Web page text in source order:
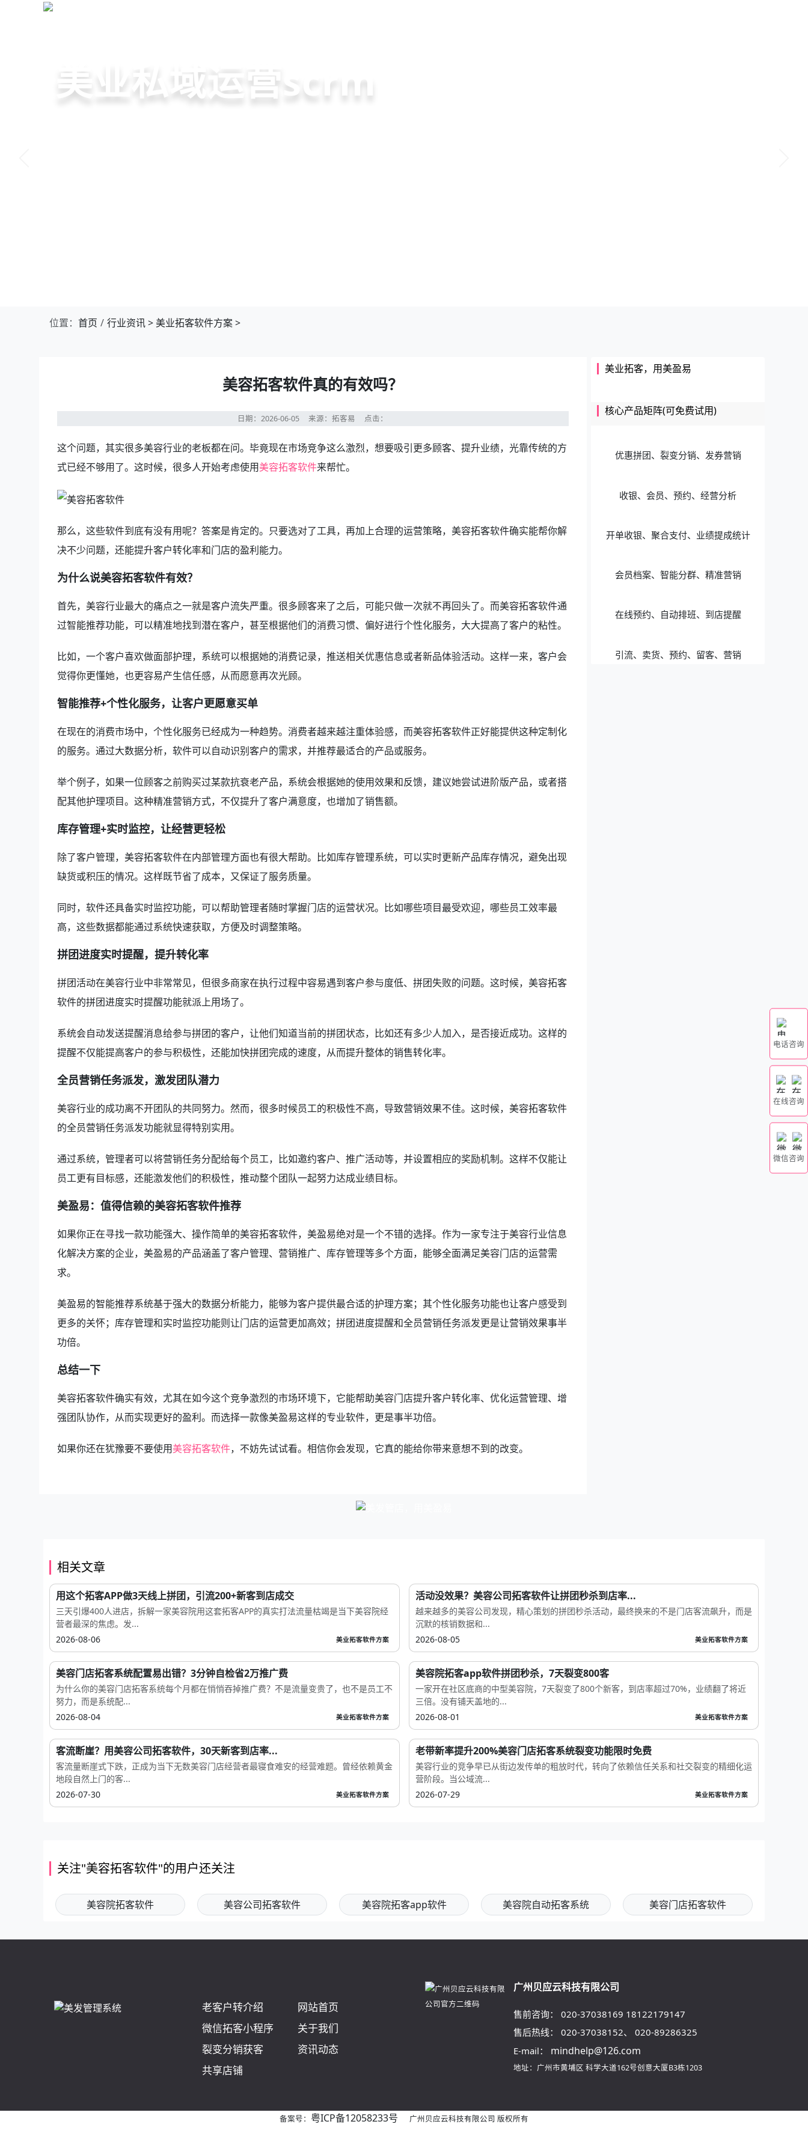
美业拓客，就用 美盈易
美容院拓客方案
美业私域运营scrm
位置： 首页 行业资讯>美业拓客软件方案>
美容拓客软件真的有效吗？
日期：2026-06-05来源：拓客易 点击：
这个问题，其实很多美容行业的老板都在问。毕竟现在市场竞争这么激烈，想要吸引更多顾客、提升业绩，光靠传统的方
式已经不够用了。这时候，很多人开始考虑使用美容拓客软件来帮忙。
那么，这些软件到底有没有用呢？答案是肯定的。只要选对了工具，再加上合理的运营策略，美容拓客软件确实能帮你解
决不少问题，还能提升客户转化率和门店的盈利能力。
为什么说美容拓客软件有效？
首先，美容行业最大的痛点之一就是客户流失严重。很多顾客来了之后，可能只做一次就不再回头了。而美容拓客软件通
过智能推荐功能，可以精准地找到潜在客户，甚至根据他们的消费习惯、偏好进行个性化服务，大大提高了客户的粘性。
比如，一个客户喜欢做面部护理，系统可以根据她的消费记录，推送相关优惠信息或者新品体验活动。这样一来，客户会
觉得你更懂她，也更容易产生信任感，从而愿意再次光顾。
智能推荐+个性化服务，让客户更愿意买单
在现在的消费市场中，个性化服务已经成为一种趋势。消费者越来越注重体验感，而美容拓客软件正好能提供这种定制化
的服务。通过大数据分析，软件可以自动识别客户的需求，并推荐最适合的产品或服务。
举个例子，如果一位顾客之前购买过某款抗衰老产品，系统会根据她的使用效果和反馈，建议她尝试进阶版产品，或者搭
配其他护理项目。这种精准营销方式，不仅提升了客户满意度，也增加了销售额。
库存管理+实时监控，让经营更轻松
除了客户管理，美容拓客软件在内部管理方面也有很大帮助。比如库存管理系统，可以实时更新产品库存情况，避免出现
缺货或积压的情况。这样既节省了成本，又保证了服务质量。
同时，软件还具备实时监控功能，可以帮助管理者随时掌握门店的运营状况。比如哪些项目最受欢迎，哪些员工效率最
高，这些数据都能通过系统快速获取，方便及时调整策略。
拼团进度实时提醒，提升转化率
拼团活动在美容行业中非常常见，但很多商家在执行过程中容易遇到客户参与度低、拼团失败的问题。这时候，美容拓客
软件的拼团进度实时提醒功能就派上用场了。
系统会自动发送提醒消息给参与拼团的客户，让他们知道当前的拼团状态，比如还有多少人加入，是否接近成功。这样的
提醒不仅能提高客户的参与积极性，还能加快拼团完成的速度，从而提升整体的销售转化率。
全员营销任务派发，激发团队潜力
美容行业的成功离不开团队的共同努力。然而，很多时候员工的积极性不高，导致营销效果不佳。这时候，美容拓客软件
的全员营销任务派发功能就显得特别实用。
通过系统，管理者可以将营销任务分配给每个员工，比如邀约客户、推广活动等，并设置相应的奖励机制。这样不仅能让
员工更有目标感，还能激发他们的积极性，推动整个团队一起努力达成业绩目标。
美盈易：值得信赖的美容拓客软件推荐
如果你正在寻找一款功能强大、操作简单的美容拓客软件，美盈易绝对是一个不错的选择。作为一家专注于美容行业信息
化解决方案的企业，美盈易的产品涵盖了客户管理、营销推广、库存管理等多个方面，能够全面满足美容门店的运营需
求。
美盈易的智能推荐系统基于强大的数据分析能力，能够为客户提供最合适的护理方案；其个性化服务功能也让客户感受到
更多的关怀；库存管理和实时监控功能则让门店的运营更加高效；拼团进度提醒和全员营销任务派发更是让营销效果事半
功倍。
总结一下
美容拓客软件确实有效，尤其在如今这个竞争激烈的市场环境下，它能帮助美容门店提升客户转化率、优化运营管理、增
强团队协作，从而实现更好的盈利。而选择一款像美盈易这样的专业软件，更是事半功倍。
如果你还在犹豫要不要使用美容拓客软件，不妨先试试看。相信你会发现，它真的能给你带来意想不到的改变。
美业拓客，用美盈易
核心产品矩阵(可免费试用)
优惠拼团、裂变分销、发券营销
收银、会员、预约、经营分析
开单收银、聚合支付、业绩提成统计
会员档案、智能分群、精准营销
在线预约、自动排班、到店提醒
引流、卖货、预约、留客、营销
相关文章
用这个拓客APP做3天线上拼团，引流200+新客到店成交
三天引爆400人进店，拆解一家美容院用这套拓客APP的真实打法流量枯竭是当下美容院经
营者最深的焦虑。发...
2026-08-06
美业拓客软件方案
活动没效果？美容公司拓客软件让拼团秒杀到店率...
越来越多的美容公司发现，精心策划的拼团秒杀活动，最终换来的不是门店客流飙升，而是
沉默的核销数据和...
2026-08-05
美业拓客软件方案
美容门店拓客系统配置易出错？3分钟自检省2万推广费
为什么你的美容门店拓客系统每个月都在悄悄吞掉推广费？不是流量变贵了，也不是员工不
努力，而是系统配...
2026-08-04
美业拓客软件方案
美容院拓客app软件拼团秒杀，7天裂变800客
一家开在社区底商的中型美容院，7天裂变了800个新客，到店率超过70%，业绩翻了将近
三倍。没有铺天盖地的...
2026-08-01
美业拓客软件方案
客流断崖？用美容公司拓客软件，30天新客到店率...
客流量断崖式下跌，正成为当下无数美容门店经营者最寝食难安的经营难题。曾经依赖黄金
地段自然上门的客...
2026-07-30
美业拓客软件方案
老带新率提升200%美容门店拓客系统裂变功能限时免费
美容行业的竞争早已从街边发传单的粗放时代，转向了依赖信任关系和社交裂变的精细化运
营阶段。当公域流...
2026-07-29
美业拓客软件方案
关注"美容拓客软件"的用户还关注
美容院拓客软件 美容公司拓客软件 美容院拓客app软件 美容院自动拓客系统 美容门店拓客软件
电话咨询
在线咨询
微信咨询
老客户转介绍
网站首页
微信拓客小程序
关于我们
裂变分销获客
资讯动态
共享店铺
广州贝应云科技有限公司
售前咨询： 020-37038169 18122179147
售后热线：
020-37038152、 020-89286325
E-mail：
mindhelp@126.com
地址：广州市黄埔区 科学大道162号创意大厦B3栋1203
备案号： 粤ICP备12058233号 广州贝应云科技有限公司 版权所有